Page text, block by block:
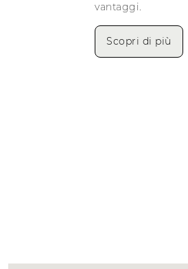
vantaggi.
Scopri di più